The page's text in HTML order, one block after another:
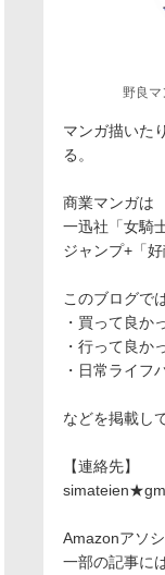
野良マ
マンガ描いた
る。
商業マンガは
一迅社「女騎
ジャンプ+「
このブログで
・買って良か
・行って良か
・日常ライフ
などを掲載し
【連絡先】
Amazonアソ
一部の記事に